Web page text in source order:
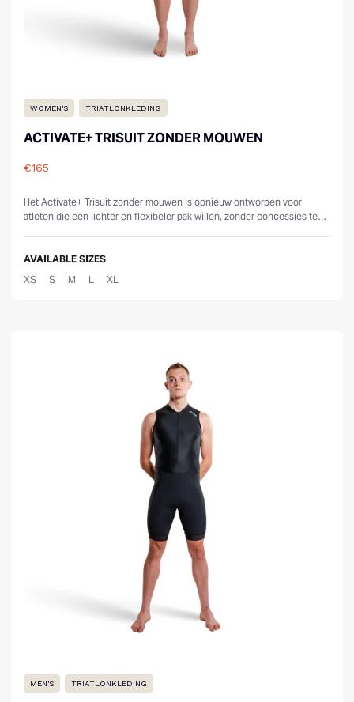
WOMEN'S TRIATLONKLEDING
ACTIVATE+ TRISUIT ZONDER MOUWEN
€165
Het Activate+ Trisuit zonder mouwen is opnieuw ontworpen voor
atleten die een lichter en flexibeler pak willen, zonder concessies te
AVAILABLE SIZES
XS
S M L XL
MEN'S TRIATLONKLEDING